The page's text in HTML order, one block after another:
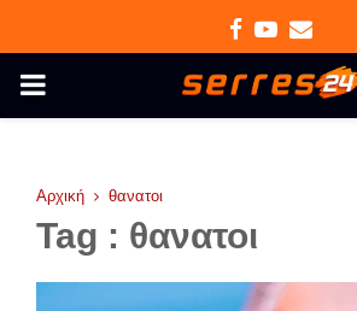
Facebook
Youtube
Email
PRIMARY
Αρχική θανατοι
Tag : θανατοι